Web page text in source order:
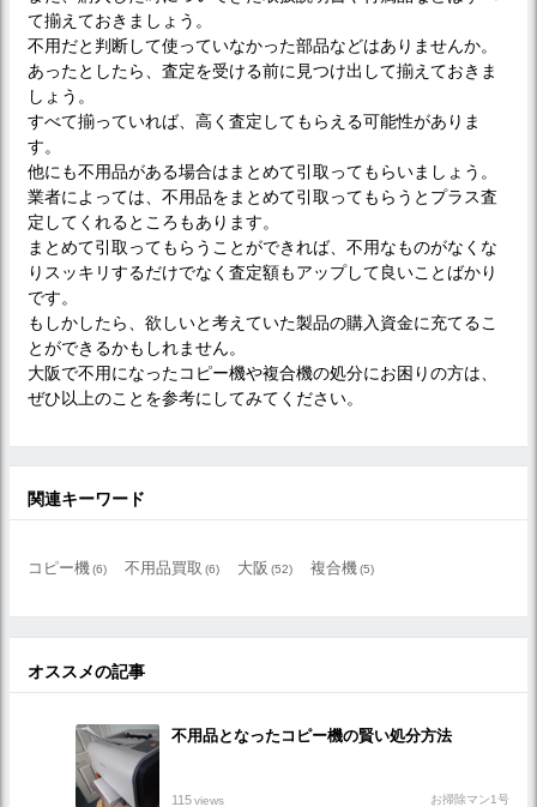
て揃えておきましょう。
不用だと判断して使っていなかった部品などはありませんか。
あったとしたら、査定を受ける前に見つけ出して揃えておきま
しょう。
すべて揃っていれば、高く査定してもらえる可能性がありま
す。
他にも不用品がある場合はまとめて引取ってもらいましょう。
業者によっては、不用品をまとめて引取ってもらうとプラス査
定してくれるところもあります。
まとめて引取ってもらうことができれば、不用なものがなくな
りスッキリするだけでなく査定額もアップして良いことばかり
です。
もしかしたら、欲しいと考えていた製品の購入資金に充てるこ
とができるかもしれません。
大阪で不用になったコピー機や複合機の処分にお困りの方は、
ぜひ以上のことを参考にしてみてください。
関連キーワード
コピー機(6) 不用品買取 (6) 大阪 (52) 複合機(5)
オススメの記事
不用品となったコピー機の賢い処分方法
115views お掃除マン1号